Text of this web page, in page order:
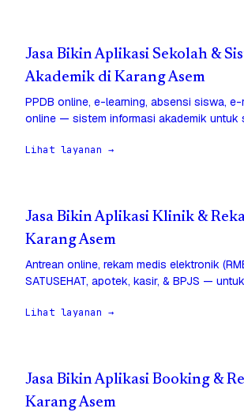
Jasa Bikin Aplikasi Sekolah &
Akademik di Karang Asem
PPDB online, e-learning, absensi siswa, e-
online — sistem informasi akademik untuk
Lihat layanan →
Jasa Bikin Aplikasi Klinik &
Karang Asem
Antrean online, rekam medis elektronik
SATUSEHAT, apotek, kasir, & BPJS —
Lihat layanan →
Jasa Bikin Aplikasi Booking &
Karang Asem